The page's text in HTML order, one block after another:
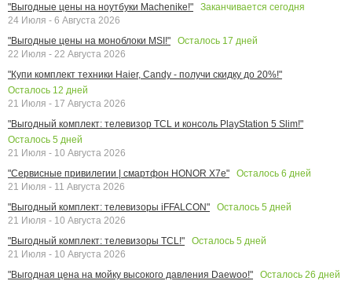
"Выгодные цены на ноутбуки Machenike!"
Заканчивается сегодня
24 Июля - 6 Августа 2026
"Выгодные цены на моноблоки MSI!"
Осталось 17 дней
22 Июля - 22 Августа 2026
"Купи комплект техники Haier, Candy - получи скидку до 20%!"
Осталось 12 дней
21 Июля - 17 Августа 2026
"Выгодный комплект: телевизор TCL и консоль PlayStation 5 Slim!"
Осталось 5 дней
21 Июля - 10 Августа 2026
"Сервисные привилегии | смартфон HONOR X7e"
Осталось 6 дней
21 Июля - 11 Августа 2026
"Выгодный комплект: телевизоры iFFALCON"
Осталось 5 дней
21 Июля - 10 Августа 2026
"Выгодный комплект: телевизоры TCL!"
Осталось 5 дней
21 Июля - 10 Августа 2026
"Выгодная цена на мойку высокого давления Daewoo!"
Осталось 26 дней